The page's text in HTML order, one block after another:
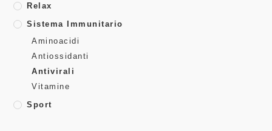
Relax
Sistema Immunitario
Aminoacidi
Antiossidanti
Antivirali
Vitamine
Sport